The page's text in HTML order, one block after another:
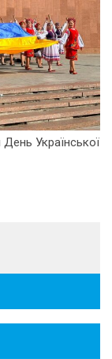
Української